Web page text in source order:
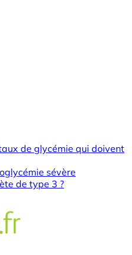
de glycémie qui doivent
sévère
de type 3 ?